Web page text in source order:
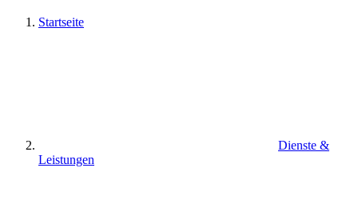
Startseite
Dienste &
Leistungen